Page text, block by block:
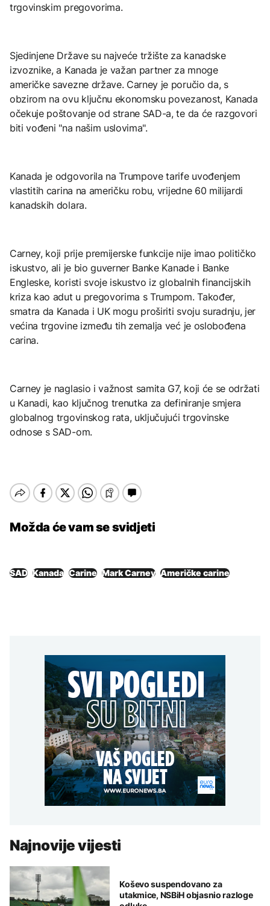
trgovinskim pregovorima.
Sjedinjene Države su najveće tržište za kanadske
izvoznike, a Kanada je važan partner za mnoge
američke savezne države. Carney je poručio da, s
obzirom na ovu ključnu ekonomsku povezanost, Kanada
očekuje poštovanje od strane SAD-a, te da će razgovori
biti vođeni "na našim uslovima".
Kanada je odgovorila na Trumpove tarife uvođenjem
vlastitih carina na američku robu, vrijedne 60 milijardi
kanadskih dolara.
Carney, koji prije premijerske funkcije nije imao političko
iskustvo, ali je bio guverner Banke Kanade i Banke
Engleske, koristi svoje iskustvo iz globalnih financijskih
kriza kao adut u pregovorima s Trumpom. Također,
smatra da Kanada i UK mogu proširiti svoju suradnju, jer
većina trgovine između tih zemalja već je oslobođena
carina.
Carney je naglasio i važnost samita G7, koji će se održati
u Kanadi, kao ključnog trenutka za definiranje smjera
globalnog trgovinskog rata, uključujući trgovinske
odnose s SAD-om.
Možda će vam se svidjeti
SAD Kanada Carine Mark Carney Američke carine
Najnovije vijesti
Koševo suspendovano za
utakmice, NSBiH objasnio razloge